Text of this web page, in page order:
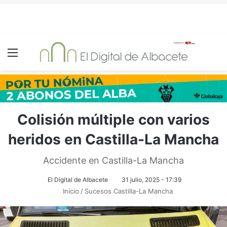
Menú
Colisión múltiple con varios
heridos en Castilla-La Mancha
Accidente en Castilla-La Mancha
El Digital de Albacete 31 julio, 2025 - 17:39
Inicio / Sucesos Castilla-La Mancha